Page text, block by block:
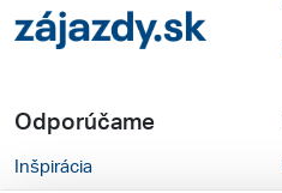
Odporúčame
Inšpirácia